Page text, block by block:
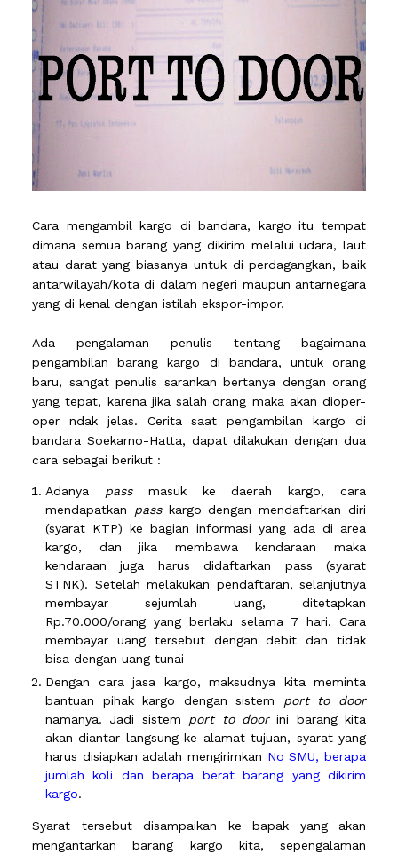
Cara mengambil kargo di bandara, kargo itu tempat
dimana semua barang yang dikirim melalui udara, laut
atau darat yang biasanya untuk di perdagangkan, baik
antarwilayah/kota di dalam negeri maupun antarnegara
yang di kenal dengan istilah ekspor-impor.
Ada pengalaman penulis tentang bagaimana
pengambilan barang kargo di bandara, untuk orang
baru, sangat penulis sarankan bertanya dengan orang
yang tepat, karena jika salah orang maka akan dioper-
oper ndak jelas. Cerita saat pengambilan kargo di
bandara Soekarno-Hatta, dapat dilakukan dengan dua
cara sebagai berikut :
Adanya pass masuk ke daerah kargo, cara
mendapatkan pass kargo dengan mendaftarkan diri
(syarat KTP) ke bagian informasi yang ada di area
kargo, dan jika membawa kendaraan maka
kendaraan juga harus didaftarkan pass (syarat
STNK). Setelah melakukan pendaftaran, selanjutnya
membayar sejumlah uang, ditetapkan
Rp.70.000/orang yang berlaku selama 7 hari. Cara
membayar uang tersebut dengan debit dan tidak
bisa dengan uang tunai
Dengan cara jasa kargo, maksudnya kita meminta
bantuan pihak kargo dengan sistem port to door
namanya. Jadi sistem port to doorini barang kita
akan diantar langsung ke alamat tujuan, syarat yang
harus disiapkan adalah mengirimkan No SMU, berapa
jumlah koli dan berapa berat barang yang dikirim
kargo.
Syarat tersebut disampaikan ke bapak yang akan
mengantarkan barang kargo kita, sepengalaman